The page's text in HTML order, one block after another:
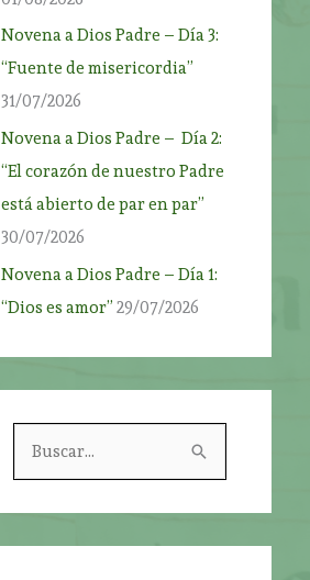
Novena a Dios Padre – Día 3:
“Fuente de misericordia”
31/07/2026
Novena a Dios Padre – Día 2:
“El corazón de nuestro Padre
está abierto de par en par”
30/07/2026
Novena a Dios Padre – Día 1:
“Dios es amor” 29/07/2026